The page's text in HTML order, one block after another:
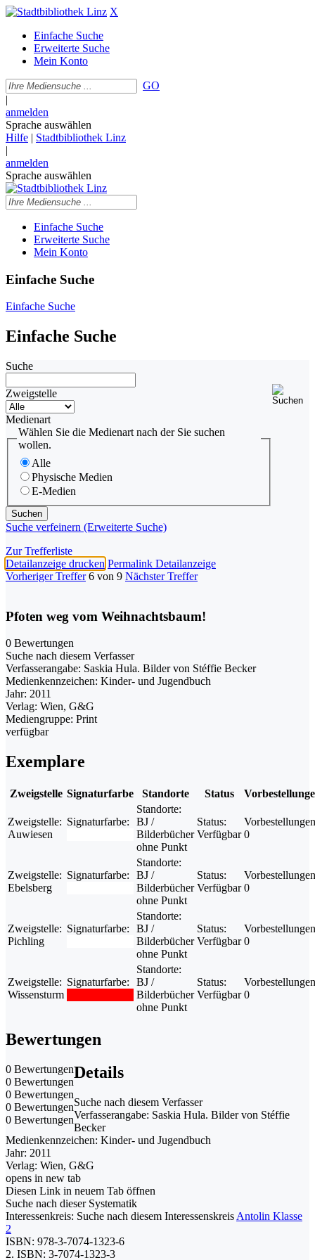
X
Einfache Suche
Erweiterte Suche
Mein Konto
GO
|
anmelden
Sprache auswählen
Hilfe | Stadtbibliothek Linz
|
anmelden
Sprache auswählen
Einfache Suche
Erweiterte Suche
Mein Konto
Einfache Suche
Einfache Suche
Einfache Suche
Suche
Zweigstelle
Medienart
Wählen Sie die Medienart nach der Sie suchen
wollen.
Alle
Physische Medien
E-Medien
Suche verfeinern (Erweiterte Suche)
Zur Trefferliste
Detailanzeige drucken Permalink Detailanzeige
Vorheriger Treffer 6 von 9 Nächster Treffer
Pfoten weg vom Weihnachtsbaum!
0 Bewertungen
Suche nach diesem Verfasser
Verfasserangabe: Saskia Hula. Bilder von Stéffie Becker
Medienkennzeichen: Kinder- und Jugendbuch
Jahr: 2011
Verlag: Wien, G&G
Mediengruppe: Print
verfügbar
Exemplare
Zweigstelle Signaturfarbe Standorte Status
Zweigstelle:
Auwiesen
Signaturfarbe:
Standorte:
BJ /
Bilderbücher
ohne Punkt
Status:
Verfügbar 0
Zweigstelle:
Ebelsberg
Signaturfarbe:
Standorte:
BJ /
Bilderbücher
ohne Punkt
Status:
Verfügbar 0
Zweigstelle:
Pichling
Signaturfarbe:
Standorte:
BJ /
Bilderbücher
ohne Punkt
Status:
Verfügbar 0
Zweigstelle:
Wissensturm
Signaturfarbe:
Standorte:
BJ /
Bilderbücher
ohne Punkt
Status:
Verfügbar 0
Bewertungen
0 Bewertungen
0 Bewertungen
0 Bewertungen
0 Bewertungen
0 Bewertungen
Details
Suche nach diesem Verfasser
Verfasserangabe: Saskia Hula. Bilder von Stéffie
Becker
Medienkennzeichen: Kinder- und Jugendbuch
Jahr: 2011
Verlag: Wien, G&G
opens in new tab
Diesen Link in neuem Tab öffnen
Suche nach dieser Systematik
Interessenkreis: Suche nach diesem Interessenskreis Antolin Klasse
2
ISBN: 978-3-7074-1323-6
2. ISBN: 3-7074-1323-3